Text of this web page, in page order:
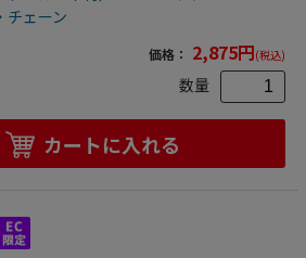
チェーン
価格： 2,875円(税込)
数量
カートに入れる